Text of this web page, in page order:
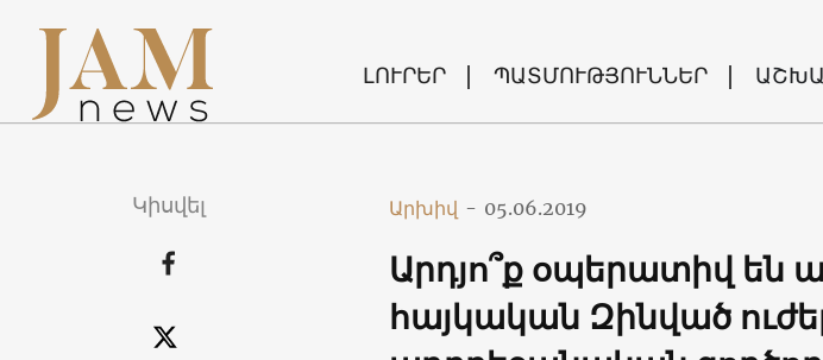
ԼՈՒՐԵՐ ՊԱՏՄՈՒԹՅՈՒՆՆԵՐ
Կիսվել Արխիվ - 05.06.2019
Արդյո՞ք օպերատիվ են
հայկական Զինված